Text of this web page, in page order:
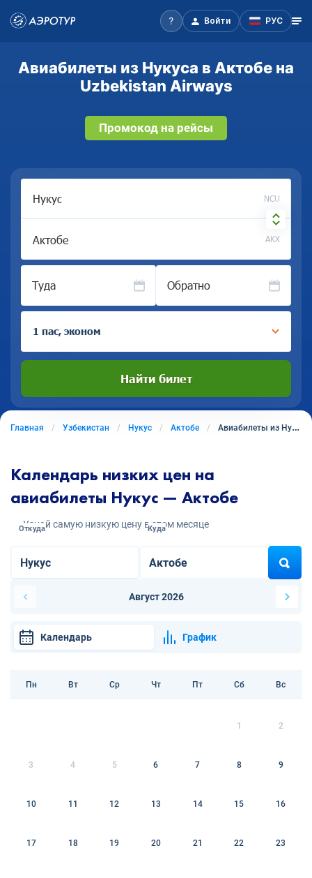
Войти РУС
Авиабилеты из Нукуса в Актобе на
Uzbekistan Airways
Промокод на рейсы
NCU
AKX
Туда Обратно
1 пас, эконом
Найти билет
Главная Узбекистан Нукус Актобе Авиабилеты из Нукуса в Актобе
Календарь низких цен на
авиабилеты Нукус — Актобе
Узнай самую низкую цену в этом месяце
Откуда Куда
Август 2026
Календарь График
Пн Вт Ср Чт Пт Сб Вс
1 2
3 4 5 6 7 8 9
10 11 12 13 14 15 16
17 18 19 20 21 22 23